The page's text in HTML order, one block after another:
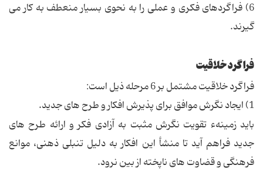
6) فراگردهای فکری و عملی را به نحوی بسیار منعطف به کار می
گیرند.
فراگرد خلاقیت
فراگرد خلاقیت مشتمل بر 6 مرحله ذیل است:
1) ایجاد نگرش موافق برای پذیرش افکار و طرح های جدید.
باید زمینهء تقویت نگرش مثبت به آزادی فکر و ارائه طرح های
جدید فراهم آید تا منشأ این افکار به دلیل تنبلی ذهنی، موانع
فرهنگی و قضاوت های ناپخته از بین نرود.